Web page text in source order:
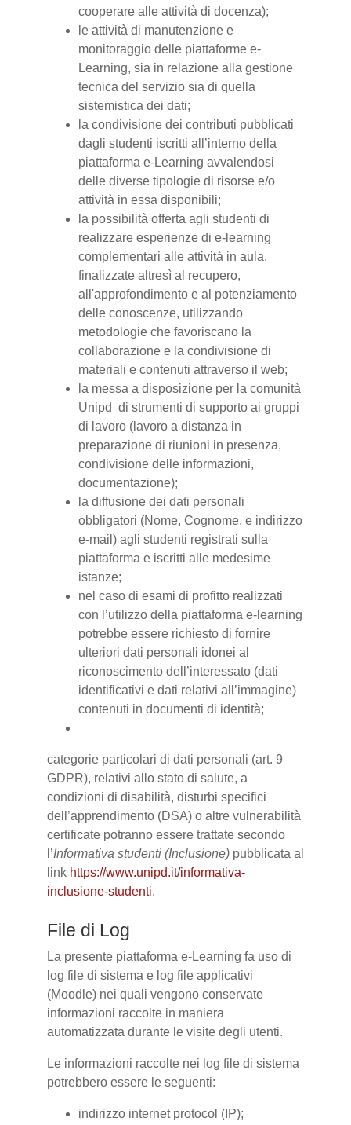
cooperare alle attività di docenza);
le attività di manutenzione e
monitoraggio delle piattaforme e-
Learning, sia in relazione alla gestione
tecnica del servizio sia di quella
sistemistica dei dati;
la condivisione dei contributi pubblicati
dagli studenti iscritti all’interno della
piattaforma e-Learning avvalendosi
delle diverse tipologie di risorse e/o
attività in essa disponibili;
la possibilità offerta agli studenti di
realizzare esperienze di e-learning
complementari alle attività in aula,
finalizzate altresì al recupero,
all'approfondimento e al potenziamento
delle conoscenze, utilizzando
metodologie che favoriscano la
collaborazione e la condivisione di
materiali e contenuti attraverso il web;
la messa a disposizione per la comunità
Unipd di strumenti di supporto ai gruppi
di lavoro (lavoro a distanza in
preparazione di riunioni in presenza,
condivisione delle informazioni,
documentazione);
la diffusione dei dati personali
obbligatori (Nome, Cognome, e indirizzo
e-mail) agli studenti registrati sulla
piattaforma e iscritti alle medesime
istanze;
nel caso di esami di profitto realizzati
con l’utilizzo della piattaforma e-learning
potrebbe essere richiesto di fornire
ulteriori dati personali idonei al
riconoscimento dell’interessato (dati
identificativi e dati relativi all’immagine)
contenuti in documenti di identità;
categorie particolari di dati personali (art. 9
GDPR), relativi allo stato di salute, a
condizioni di disabilità, disturbi specifici
dell’apprendimento (DSA) o altre vulnerabilità
certificate potranno essere trattate secondo
l’Informativa studenti (Inclusione) pubblicata al
link https://www.unipd.it/informativa-
inclusione-studenti.
File di Log
La presente piattaforma e-Learning fa uso di
log file di sistema e log file applicativi
(Moodle) nei quali vengono conservate
informazioni raccolte in maniera
automatizzata durante le visite degli utenti.
Le informazioni raccolte nei log file di sistema
potrebbero essere le seguenti:
indirizzo internet protocol (IP);